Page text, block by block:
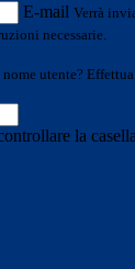
E-mail Verrà
necessarie.
utente?
la